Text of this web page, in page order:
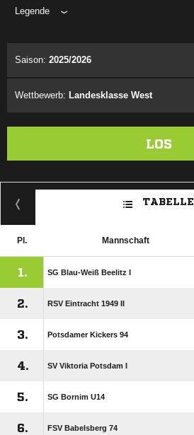
Legende
Saison: 2025/2026
Wettbewerb: Landesklasse West
LOS
TABELLE
Pl. Mannschaft
1. SG Blau-Weiß Beelitz I
2. RSV Eintracht 1949 II
3. Potsdamer Kickers 94
4. SV Viktoria Potsdam I
5. SG Bornim U14
6. FSV Babelsberg 74